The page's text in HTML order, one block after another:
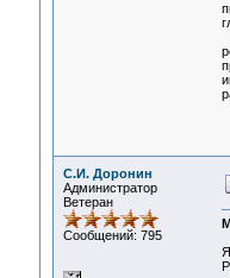
С.И. Доронин
Администратор
Ветеран
Сообщений: 795